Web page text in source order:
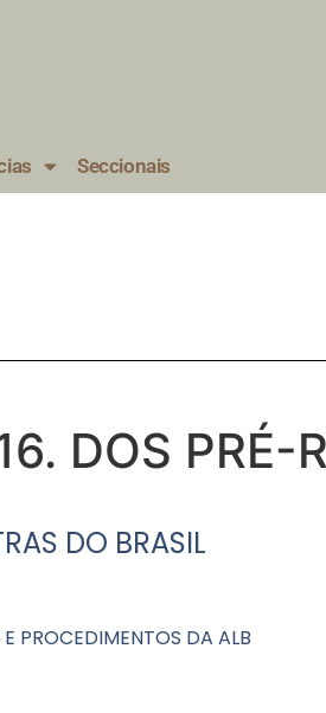
Seccionais
DOS PRÉ-
DO BRASIL
PROCEDIMENTOS DA ALB